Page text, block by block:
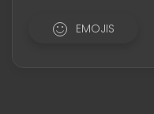
EMOJIS